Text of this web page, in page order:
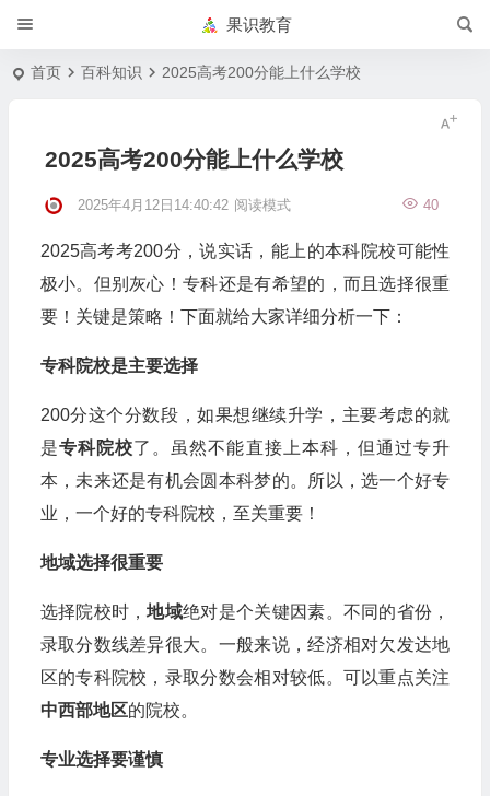
果识教育
首页 百科知识 2025高考200分能上什么学校
2025高考200分能上什么学校
2025年4月12日14:40:42 40
阅读模式
2025高考考200分，说实话，能上的本科院校可能性
极小。但别灰心！专科还是有希望的，而且选择很重
要！关键是策略！下面就给大家详细分析一下：
专科院校是主要选择
200分这个分数段，如果想继续升学，主要考虑的就
是专科院校了。虽然不能直接上本科，但通过专升
本，未来还是有机会圆本科梦的。所以，选一个好专
业，一个好的专科院校，至关重要！
地域选择很重要
选择院校时，地域绝对是个关键因素。不同的省份，
录取分数线差异很大。一般来说，经济相对欠发达地
区的专科院校，录取分数会相对较低。可以重点关注
中西部地区的院校。
专业选择要谨慎